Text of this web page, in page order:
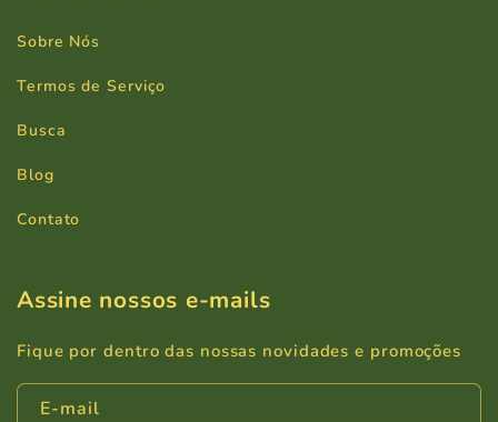
Sobre Nós
Termos de Serviço
Busca
Blog
Contato
Assine nossos e-mails
Fique por dentro das nossas novidades e promoções
E-mail